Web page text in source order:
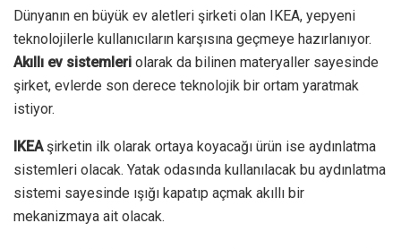
Dünyanın en büyük ev aletleri şirketi olan IKEA, yepyeni
teknolojilerle kullanıcıların karşısına geçmeye hazırlanıyor.
Akıllı ev sistemleri olarak da bilinen materyaller sayesinde
şirket, evlerde son derece teknolojik bir ortam yaratmak
istiyor.
IKEAşirketin ilk olarak ortaya koyacağı ürün ise aydınlatma
sistemleri olacak. Yatak odasında kullanılacak bu aydınlatma
sistemi sayesinde ışığı kapatıp açmak akıllı bir
mekanizmaya ait olacak.